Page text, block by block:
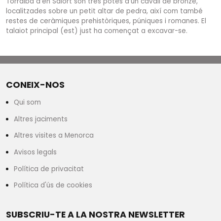
localitzades sobre un petit altar de pedra, així com també
restes de ceràmiques prehistòriques, púniques i romanes. El
talaiot principal (est) just ha començat a excavar-se.
CONEIX-NOS
Qui som
Altres jaciments
Altres visites a Menorca
Avisos legals
Política de privacitat
Política d'ús de cookies
SUBSCRIU-TE A LA NOSTRA NEWSLETTER